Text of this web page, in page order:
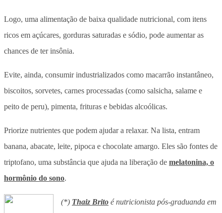
Logo, uma alimentação de baixa qualidade nutricional, com itens
ricos em açúcares, gorduras saturadas e sódio, pode aumentar as
chances de ter insônia.
Evite, ainda, consumir industrializados como macarrão instantâneo,
biscoitos, sorvetes, carnes processadas (como salsicha, salame e
peito de peru), pimenta, frituras e bebidas alcoólicas.
Priorize nutrientes que podem ajudar a relaxar. Na lista, entram
banana, abacate, leite, pipoca e chocolate amargo. Eles são fontes de
triptofano, uma substância que ajuda na liberação de melatonina, o
hormônio do sono.
(*) Thaiz Brito é nutricionista pós-graduanda em